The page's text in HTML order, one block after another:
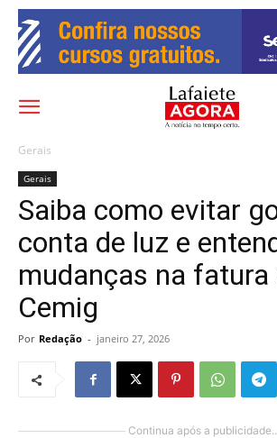
Gerais
Gerais
Saiba como evitar
conta de luz e
mudanças na fatura
Cemig
Por Redação - janeiro 27, 2026
Continua após a publicidade..